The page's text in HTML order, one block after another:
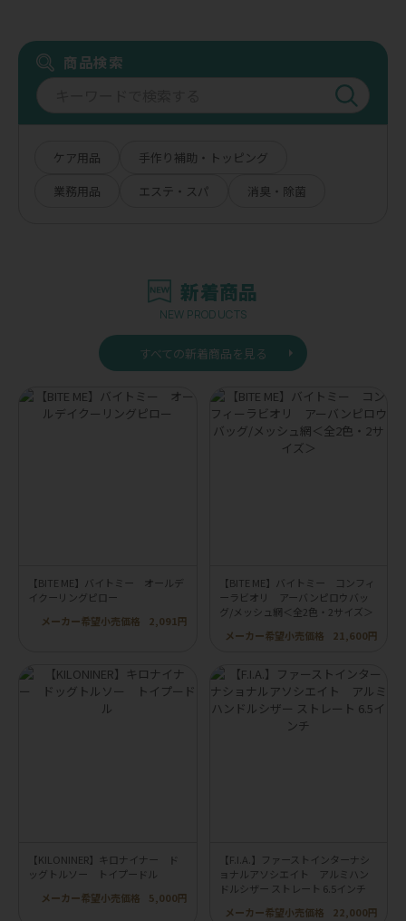
商品検索
ケア用品
手作り補助・トッピング
業務用品
エステ・スパ 消臭・除菌
新着商品
NEW PRODUCTS
すべての新着商品を見る
【BITE ME】バイトミー オールデ
イクーリングピロー
メーカー希望小売価格
2,091円
【BITE ME】バイトミー コンフィ
ーラビオリ アーバンピロウバッ
グ/メッシュ網＜全2色・2サイズ＞
メーカー希望小売価格
21,600円
【KILONINER】キロナイナー ド
ッグトルソー トイプードル
メーカー希望小売価格
5,000円
【F.I.A.】ファーストインターナシ
ョナルアソシエイト アルミハン
ドルシザー ストレート 6.5インチ
メーカー希望小売価格
22,000円